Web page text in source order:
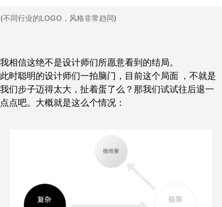
(不同行业的LOGO，风格非常趋同)
我相信这绝不是设计师们所愿意看到的结局。
此时聪明的设计师们一拍脑门，目前这个局面 ，不就是
我们步子迈得太大，扯着蛋了么？ 那我们试试往后退一
点点吧。 大概就是这么个情况：